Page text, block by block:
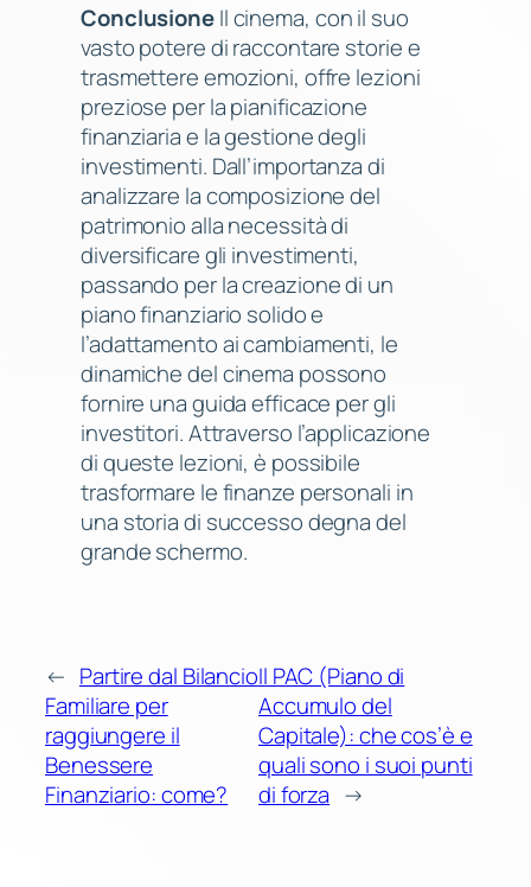
ConclusioneIl cinema, con il suo
vasto potere di raccontare storie e
trasmettere emozioni, offre lezioni
preziose per la pianificazione
finanziaria e la gestione degli
investimenti. Dall’importanza di
analizzare la composizione del
patrimonio alla necessità di
diversificare gli investimenti,
passando per la creazione di un
piano finanziario solido e
l’adattamento ai cambiamenti, le
dinamiche del cinema possono
fornire una guida efficace per gli
investitori. Attraverso l’applicazione
di queste lezioni, è possibile
trasformare le finanze personali in
una storia di successo degna del
grande schermo.
← Partire dal Bilancio
Familiare per
raggiungere il
Benessere
Finanziario: come?
Il PAC (Piano di
Accumulo del
Capitale): che cos’è e
quali sono i suoi punti
di forza →